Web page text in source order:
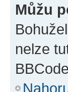
Můžu
nelze